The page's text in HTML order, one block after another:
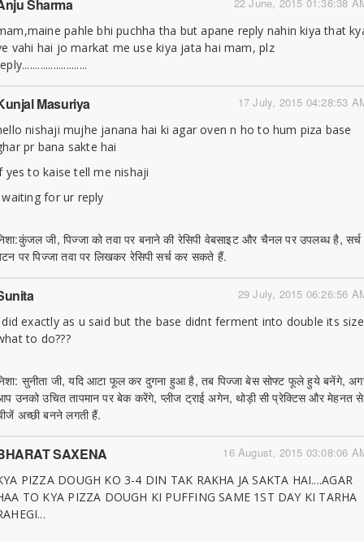
Sharma
pahle bhi puchha tha but apane reply nahin kiya that
vahi hai jo markat me use kiya jata hai mam, plz
17 July, 2015 04:28:53
Masuriya
nishaji mujhe janana hai ki agar oven n ho to hum piza base
pr bana sakte hai
yes to kaise tell me nishaji
for ur reply
जी, पिज्जा को तवा पर बनाने की रेसिपी वेबसाइट और चैनल पर उपलब्ध है, सर्च
पर पिज्जा तवा पर लिखकर रेसिपी सर्च कर सकते हैं.
29 July, 2015 06:26:56
exactly as u said but the base didnt ferment into double its
to do???
सुनीता जी, यदि आटा फूल कर दुगना हुआ है, तब पिज्जा बेस सोफ्ट फूले हुये बनेंगे,
उनको उचित तापमान पर बेक करेंगे, प्लीज ट्राई अगेन, थोड़ी सी प्रेक्टिस और मेहनत से
अच्छी बनने लगती हैं.
16 August, 2015 03:08:06
SAXENA
PIZZA DOUGH KO 3-4 DIN TAK RAKHA JA SAKTA HAI....AGAR
TO KYA PIZZA DOUGH KI PUFFING SAME 1ST DAY KI TARHA